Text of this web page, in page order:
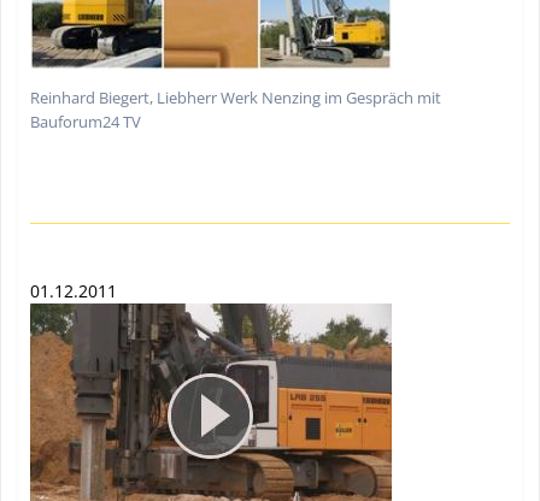
Reinhard Biegert, Liebherr Werk Nenzing im Gespräch mit
Bauforum24 TV
01.12.2011